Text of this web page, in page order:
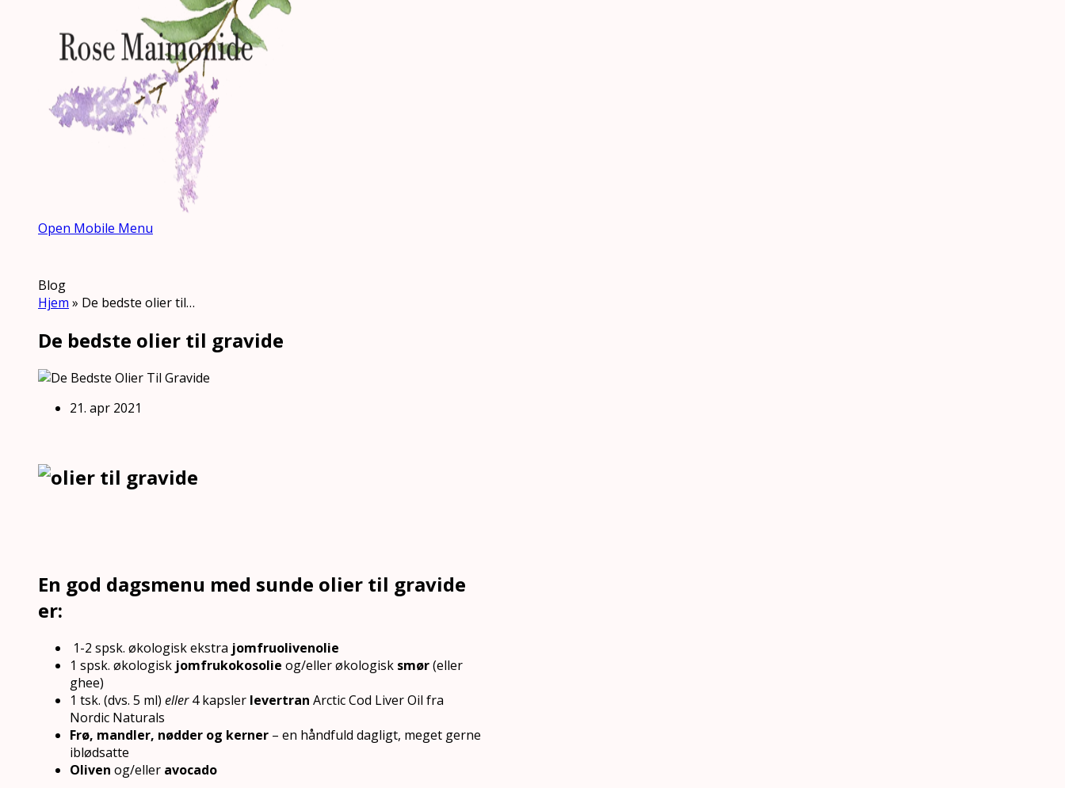
Open Mobile Menu
Blog
Hjem » De bedste olier til…
De bedste olier til gravide
21. apr 2021
En god dagsmenu med sunde olier til gravide
er:
1-2 spsk. økologisk ekstra jomfruolivenolie
1 spsk. økologisk jomfrukokosolie og/eller økologisk smør(eller
ghee)
1 tsk. (dvs. 5 ml) eller4 kapsler levertran Arctic Cod Liver Oil fra
Nordic Naturals
Frø, mandler, nødder og kerner – en håndfuld dagligt, meget gerne
iblødsatte
Oliven og/eller avocado